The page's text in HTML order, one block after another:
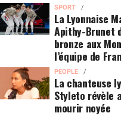
SPORT
La Lyonnaise
Apithy-Brunet
bronze aux
l’équipe de
PEOPLE
La chanteuse
Styleto révèle
mourir noyée